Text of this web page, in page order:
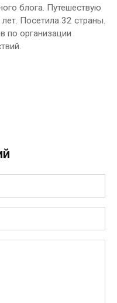
блога. Путешествую
Посетила 32 страны.
по организации